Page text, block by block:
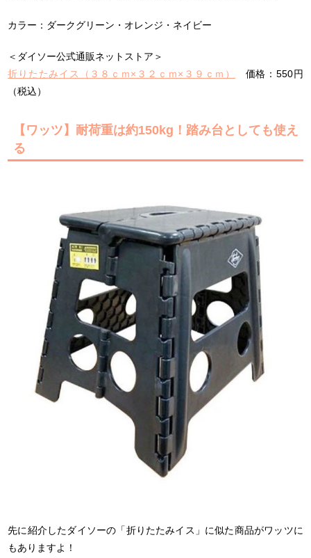
カラー：ダークグリーン・オレンジ・ネイビー
＜ダイソー公式通販ネットストア＞
折りたたみイス（３８ｃｍ×３２ｃｍ×３９ｃｍ）
価格：550円
（税込）
【ワッツ】耐荷重は約150kg！踏み台としても使え
る
先に紹介したダイソーの「折りたたみイス」に似た商品がワッツに
もありますよ！